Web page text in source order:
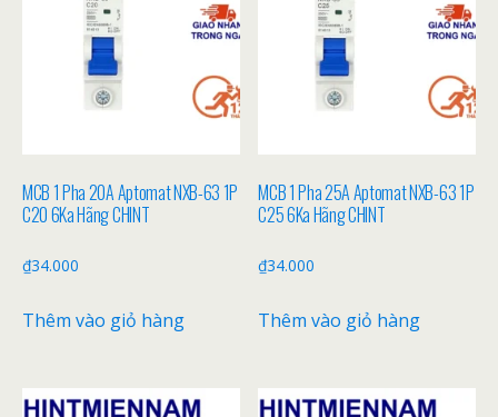
MCB 1 Pha 20A Aptomat NXB-63 1P
C20 6Ka Hãng CHINT
₫34.000
Thêm vào giỏ hàng
MCB 1 Pha 25A Aptomat NXB-63 1P
C25 6Ka Hãng CHINT
₫34.000
Thêm vào giỏ hàng